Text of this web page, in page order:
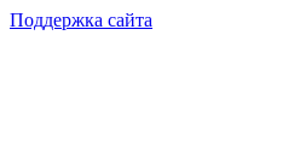
Поддержка сайта